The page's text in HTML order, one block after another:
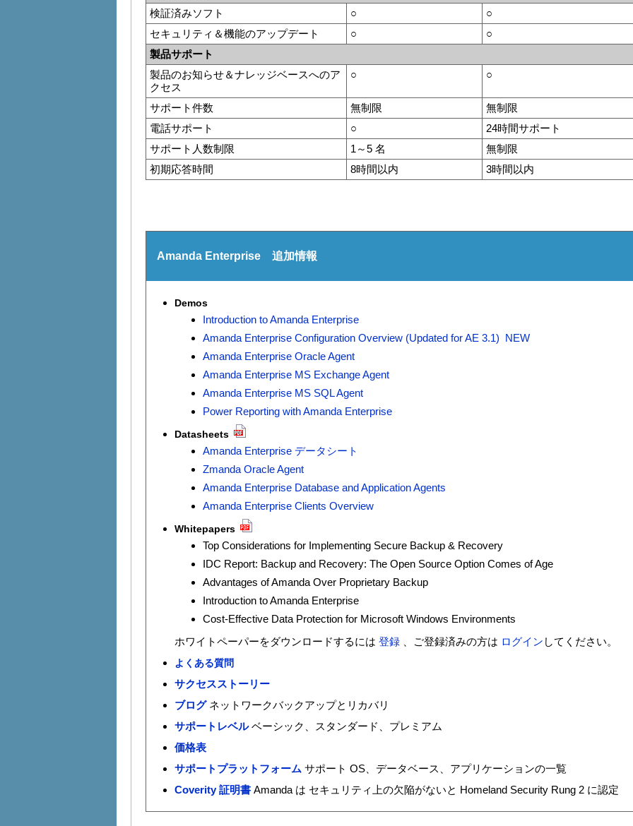
検証済みソフト
○
○
セキュリティ＆機能のアップデート
○
○
製品サポート
製品のお知らせ＆ナレッジベースへのア
クセス
○ ○
サポート件数 無制限
無制限
電話サポート
○
24時間サポート
サポート人数制限
1～5 名
無制限
初期応答時間
8時間以内 3時間以内
Amanda Enterprise 追加情報
Demos
Introduction to Amanda Enterprise
Amanda Enterprise Configuration Overview (Updated for AE 3.1) NEW
Amanda Enterprise Oracle Agent
Amanda Enterprise MS Exchange Agent
Amanda Enterprise MS SQL Agent
Power Reporting with Amanda Enterprise
Datasheets
Amanda Enterprise データシート
Zmanda Oracle Agent
Amanda Enterprise Database and Application Agents
Amanda Enterprise Clients Overview
Whitepapers
Top Considerations for Implementing Secure Backup & Recovery
IDC Report: Backup and Recovery: The Open Source Option Comes of Age
Advantages of Amanda Over Proprietary Backup
Introduction to Amanda Enterprise
Cost-Effective Data Protection for Microsoft Windows Environments
ホワイトペーパーをダウンロードするには 登録、ご登録済みの方は ログイン してください。
よくある質問
サクセスストーリー
ブログネットワークバックアップとリカバリ
サポートレベル ベーシック、スタンダード、プレミアム
価格表
サポートプラットフォーム サポート OS、データベース、アプリケーションの一覧
Coverity 証明書Amanda は セキュリティ上の欠陥がないと Homeland Security Rung 2 に認定